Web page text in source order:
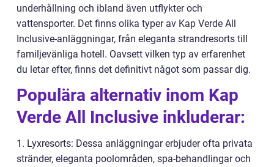
underhållning och ibland även utflykter och
vattensporter. Det finns olika typer av Kap Verde All
Inclusive-anläggningar, från eleganta strandresorts till
familjevänliga hotell. Oavsett vilken typ av erfarenhet
du letar efter, finns det definitivt något som passar dig.
Populära alternativ inom Kap
Verde All Inclusive inkluderar:
1. Lyxresorts: Dessa anläggningar erbjuder ofta privata
stränder, eleganta poolområden, spa-behandlingar och